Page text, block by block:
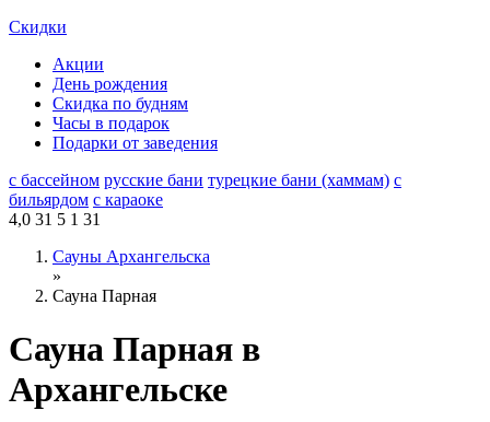
Скидки
Акции
День рождения
Скидка по будням
Часы в подарок
Подарки от заведения
с бассейном русские бани турецкие бани (хаммам) с
бильярдом с караоке
4,0 31 5 1 31
Сауны Архангельска
»
Сауна Парная
Сауна Парная в
Архангельске